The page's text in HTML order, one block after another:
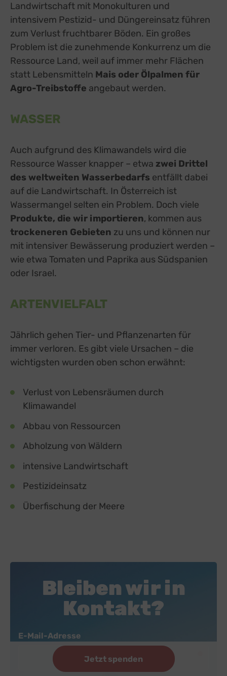
Jetzt spenden
Landwirtschaft mit Monokulturen und
intensivem Pestizid- und Düngereinsatz führen
zum Verlust fruchtbarer Böden. Ein großes
Problem ist die zunehmende Konkurrenz um die
Ressource Land, weil auf immer mehr Flächen
statt Lebensmitteln Mais oder Ölpalmen für
Agro-Treibstoffe angebaut werden.
WASSER
Auch aufgrund des Klimawandels wird die
Ressource Wasser knapper – etwa zwei Drittel
des weltweiten Wasserbedarfs entfällt dabei
auf die Landwirtschaft. In Österreich ist
Wassermangel selten ein Problem. Doch viele
Produkte, die wir importieren, kommen aus
trockeneren Gebieten zu uns und können nur
mit intensiver Bewässerung produziert werden –
wie etwa Tomaten und Paprika aus Südspanien
oder Israel.
ARTENVIELFALT
Jährlich gehen Tier- und Pflanzenarten für
immer verloren. Es gibt viele Ursachen – die
wichtigsten wurden oben schon erwähnt:
Verlust von Lebensräumen durch
Klimawandel
Abbau von Ressourcen
Abholzung von Wäldern
intensive Landwirtschaft
Pestizideinsatz
Überfischung der Meere
Bleiben wir in
Kontakt?
E-Mail-Adresse